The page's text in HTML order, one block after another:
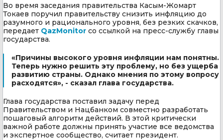
Во время заседания правительства Касым-Жомарт
Токаев поручил правительству снизить инфляцию до
разумного и рационального уровня, без резких скачков,
передает QazMonitor со ссылкой на пресс-службу главы
государства.
«Причины высокого уровня инфляции нам понятны.
Теперь нужно решить эту проблему, но без ущерба
развитию страны. Однако мнения по этому вопросу
расходятся», - сказал глава государства.
Глава государства поставил задачу перед
Правительством и Нацбанком совместно разработать
пошаговый алгоритм действий. В этой критически
важной работе должны принять участие все ведомства
и экспертное сообщество, считает президент.